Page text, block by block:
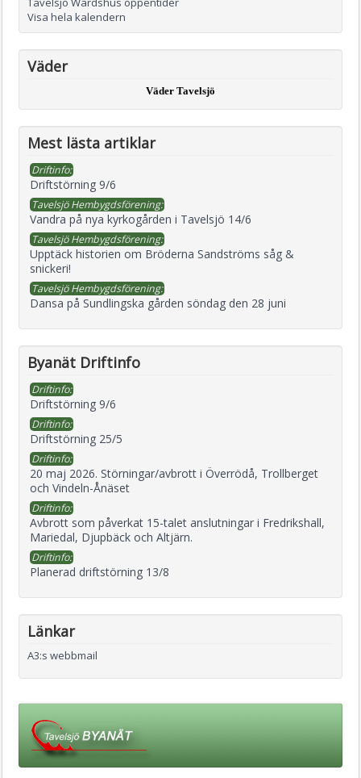
Visa hela kalendern
Väder
Väder Tavelsjö
Mest lästa artiklar
Driftinfo:
Driftstörning 9/6
Tavelsjö Hembygdsförening:
Vandra på nya kyrkogården i Tavelsjö 14/6
Tavelsjö Hembygdsförening:
Upptäck historien om Bröderna Sandströms såg &
snickeri!
Tavelsjö Hembygdsförening:
Dansa på Sundlingska gården söndag den 28 juni
Byanät Driftinfo
Driftinfo:
Driftstörning 9/6
Driftinfo:
Driftstörning 25/5
Driftinfo:
20 maj 2026. Störningar/avbrott i Överrödå, Trollberget
och Vindeln-Ånäset
Driftinfo:
Avbrott som påverkat 15-talet anslutningar i Fredrikshall,
Mariedal, Djupbäck och Altjärn.
Driftinfo:
Planerad driftstörning 13/8
Länkar
A3:s webbmail